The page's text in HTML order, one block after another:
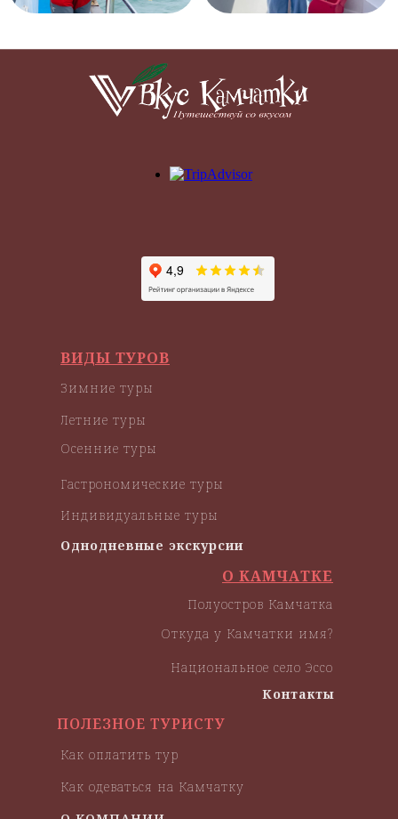
Национальное село Эссо
Откуда у Камчатки имя?
Полуостров Камчатка
О КАМЧАТКЕ
ПОЛЕЗНОЕ ТУРИСТУ
Как оплатить тур
ВИДЫ ТУРОВ
Как одеваться на Камчатку
Контакты
Гастрономические туры
Осенние туры
Летние туры
Зимние туры
Индивидуальные туры
Однодневные экскурсии